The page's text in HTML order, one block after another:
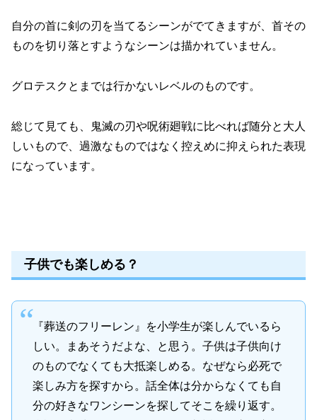
自分の首に剣の刃を当てるシーンがでてきますが、首その
ものを切り落とすようなシーンは描かれていません。
グロテスクとまでは行かないレベルのものです。
総じて見ても、鬼滅の刃や呪術廻戦に比べれば随分と大人
しいもので、過激なものではなく控えめに抑えられた表現
になっています。
子供でも楽しめる？
『葬送のフリーレン』を小学生が楽しんでいるら
しい。まあそうだよな、と思う。子供は子供向け
のものでなくても大抵楽しめる。なぜなら必死で
楽しみ方を探すから。話全体は分からなくても自
分の好きなワンシーンを探してそこを繰り返す。